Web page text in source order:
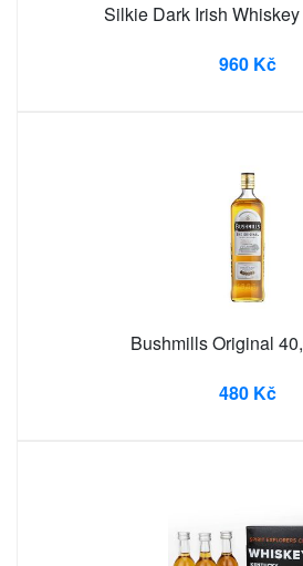
Silkie Dark Irish
960 Kč
Bushmills Original
480 Kč